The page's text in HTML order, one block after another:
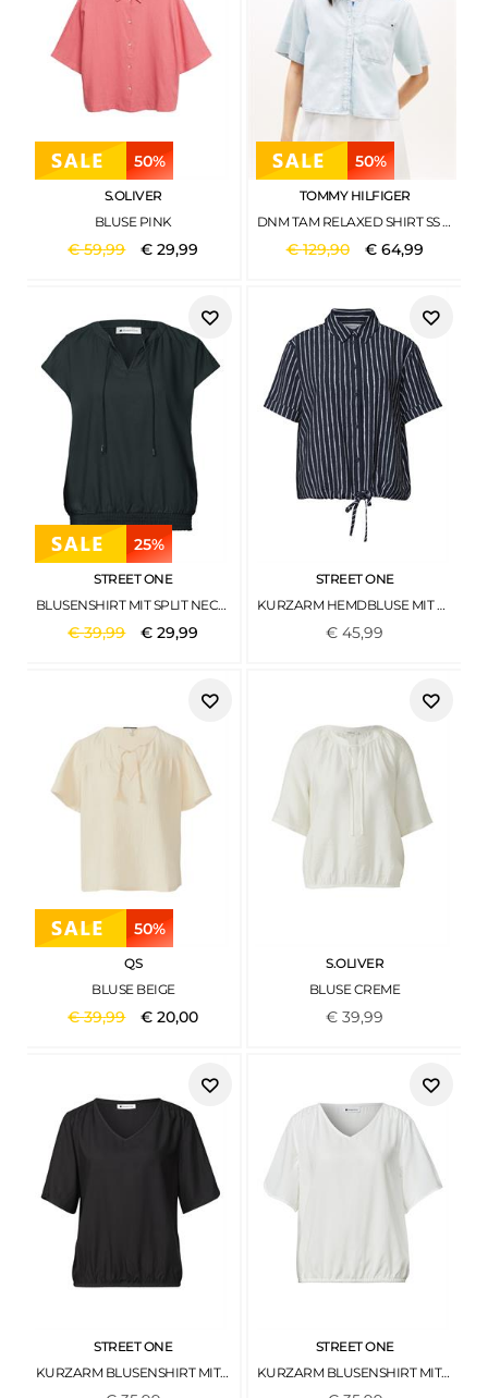
50%
S.OLIVER
BLUSE PINK
€59,99 €29,99
50%
TOMMY HILFIGER
DNM TAM RELAXED SHIRT SS TAM
€129,90 € 64,99
25%
STREET ONE
BLUSENSHIRT MIT SPLIT NECK UND SMOKDETAIL DEEP BOUND GREEN
€39,99 €29,99
STREET ONE
KURZARM HEMDBLUSE MIT STREIFENMUSTER DARKEST BLUE
€45,99
50%
QS
BLUSE BEIGE
€39,99 €20,00
S.OLIVER
BLUSE CREME
€39,99
STREET ONE
KURZARM BLUSENSHIRT MIT V-NECK BLACK
STREET ONE
KURZARM BLUSENSHIRT MIT V-NECK OFF WHITE